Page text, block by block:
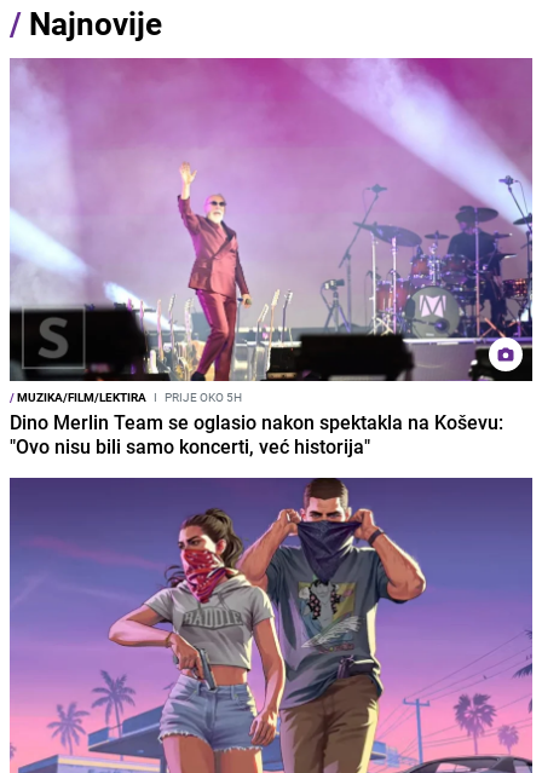
/ Najnovije
/MUZIKA/FILM/LEKTIRA I PRIJE OKO 5H
Dino Merlin Team se oglasio nakon spektakla na Koševu:
"Ovo nisu bili samo koncerti, već historija"